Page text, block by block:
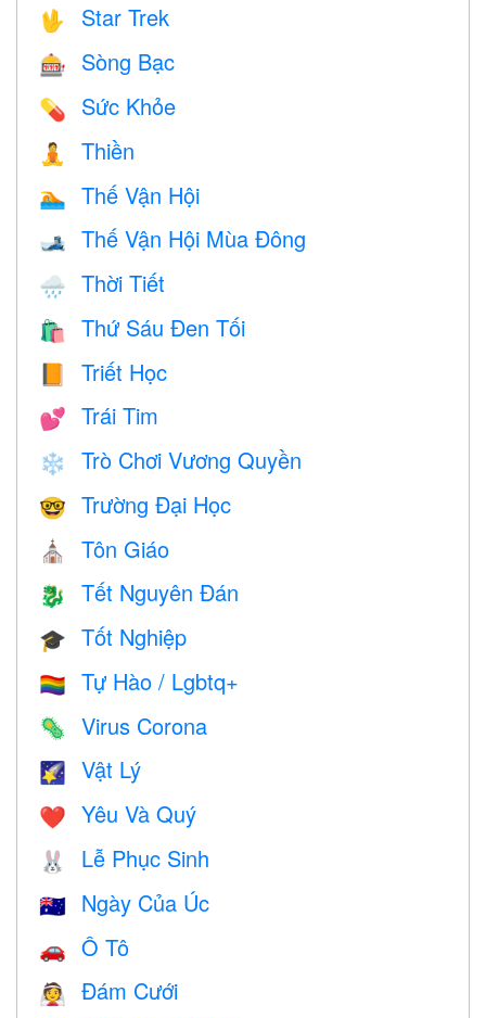
🖖 Star Trek
🎰 Sòng Bạc
💊 Sức Khỏe
🧘 Thiền
🏊 Thế Vận Hội
🎿 Thế Vận Hội Mùa Đông
🌧 Thời Tiết
🛍 Thứ Sáu Đen Tối
📙 Triết Học
💕 Trái Tim
❄️ Trò Chơi Vương Quyền
🤓 Trường Đại Học
⛪️ Tôn Giáo
🐉 Tết Nguyên Đán
🎓 Tốt Nghiệp
🏳️‍🌈 Tự Hào / Lgbtq+
🦠 Virus Corona
🌠 Vật Lý
❤️️ Yêu Và Quý
🐰 Lễ Phục Sinh
🇦🇺 Ngày Của Úc
🚗 Ô Tô
👰 Đám Cưới